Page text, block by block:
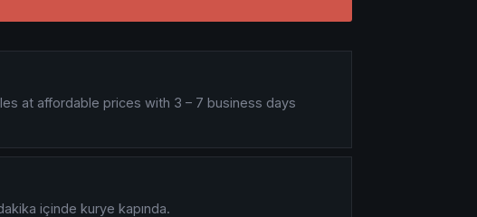
at affordable prices with 3 – 7 business days
içinde kurye kapında.